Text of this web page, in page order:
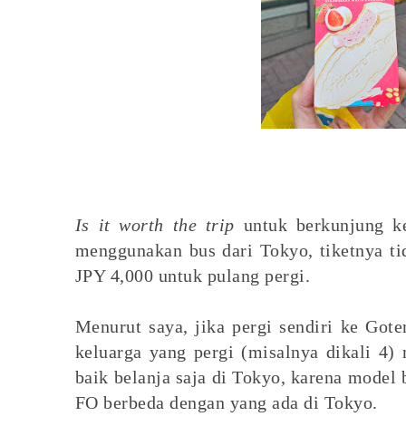
Is it worth the trip untuk berkunjung
menggunakan bus dari Tokyo, tiketnya
JPY 4,000 untuk pulang pergi.
Menurut saya, jika pergi sendiri ke
keluarga yang pergi (misalnya dikali 4)
baik belanja saja di Tokyo, karena model
FO berbeda dengan yang ada di Tokyo.